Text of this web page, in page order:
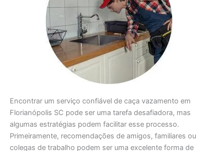
Encontrar um serviço confiável de caça vazamento em
Florianópolis SC pode ser uma tarefa desafiadora, mas
algumas estratégias podem facilitar esse processo.
Primeiramente, recomendações de amigos, familiares ou
colegas de trabalho podem ser uma excelente forma de